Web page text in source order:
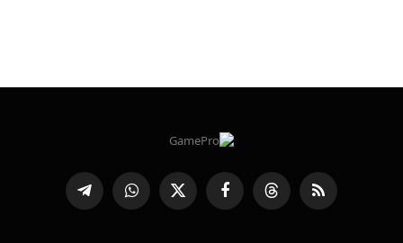
RSS
Threads פייסבוק
X
(טוויטר)
WhatsApp
Telegram